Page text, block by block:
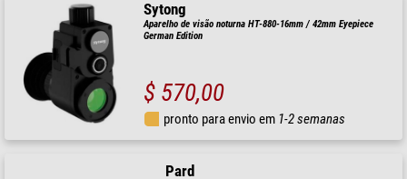
Sytong
Aparelho de visão noturna HT-880-16mm / 42mm Eyepiece
German Edition
$ 570,00
pronto para envio em 1-2 semanas
Pard